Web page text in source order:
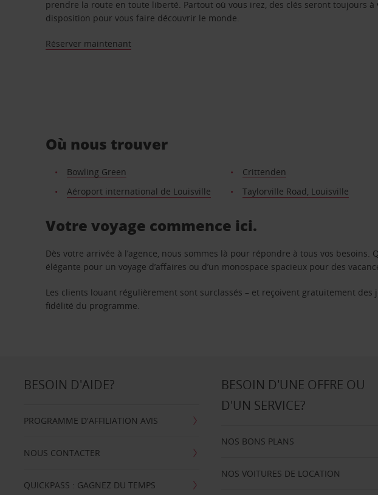
prendre la route en toute liberté. Partout où vous irez, des clés seront toujours à
disposition pour vous faire découvrir le monde.
Réserver maintenant
Où nous trouver
Bowling Green Crittenden
Aéroport international de Louisville
Taylorville Road, Louisville
Votre voyage commence ici.
Dès votre arrivée à l’agence, nous sommes là pour répondre à tous vos
élégante pour un voyage d’affaires ou d’un monospace spacieux pour des
Les clients louant régulièrement sont surclassés – et reçoivent gratuitement
fidélité du programme.
BESOIN D'AIDE?
PROGRAMME D'AFFILIATION AVIS
NOUS CONTACTER
QUICKPASS : GAGNEZ DU TEMPS
BESOIN D'UNE OFFRE OU
D'UN SERVICE?
NOS BONS PLANS
NOS VOITURES DE LOCATION